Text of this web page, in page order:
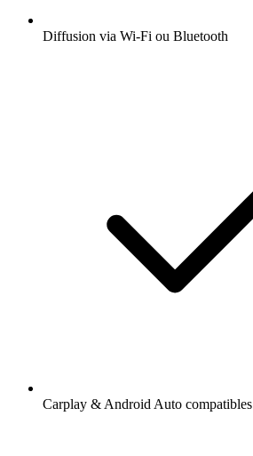
Diffusion via Wi-Fi ou Bluetooth
Carplay & Android Auto compatibles